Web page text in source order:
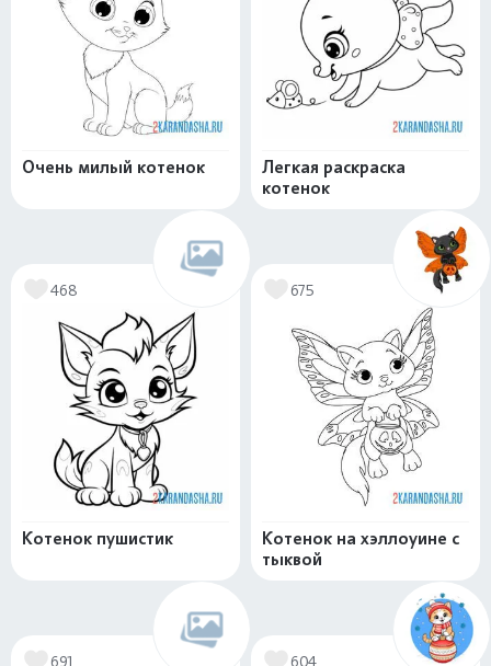
Очень милый котенок
Легкая раскраска
котенок
468
Котенок пушистик
675
Котенок на хэллоуине с
тыквой
691 604